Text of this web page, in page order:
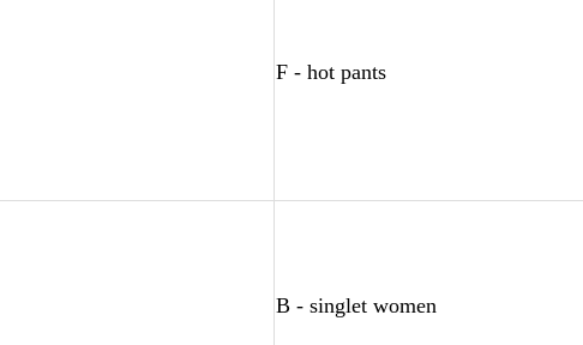
F - hot pants
B - singlet women